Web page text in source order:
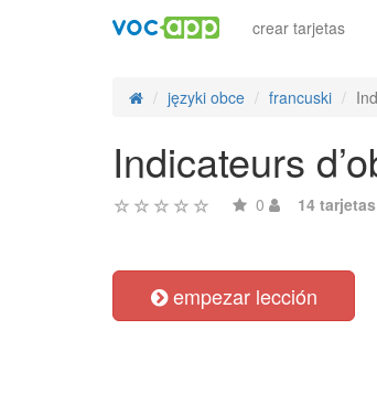
crear tarjetas
języki obce francuski
Indicateurs
0 14 tarjetas
empezar lección